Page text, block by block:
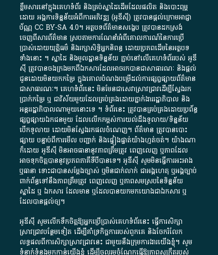
ខ្លឹមសារ​នៅ​ក្នុង​គេហទំព័រ និង​គ្រប់​ស្នា​ដៃ​ដើម​ដែល​ផលិត​ និង​បោះពុម្ព​
ដោយ​ អង្គការ​ទិន្នន័យ​អំពី​ការអភិវឌ្ឍ​​ (អូ​ឌី​ស៊ី)​ ត្រូវ​បាន​ផ្តល់​ក្រោម​អាជ្ញា
ប័ណ្ណ​CC BY-SA 4.0។​ អត្ថបទ​ព័ត៌មាន​សង្ខេប​ ត្រូវ​បាន​ដកស្រង់​
ចេញពី​សារព័ត៌មាន ស្របតាមការ​ណែនាំ​អំពី​គោលការណ៍​នៃ​ការ​ប្រើ
ប្រាស់​ដោយ​យុត្តិធម៌​ និង​រក្សាសិទ្ធិអ្នកនិពន្ធ ដោយ​ប្រភពដើម​នៃ​​អត្ថបទ
ទាំង​នោះ​ ។​ ស្នាដៃ​ និង​មូលដ្ឋាន​ទិន្នន័យ ​ភ្ជាប់​នៅ​លើ​គេហទំព័រ​របស់​ អូ​ឌី​
ស៊ី​ ត្រូវ​បាន​ចងក្រង​មក​ពី​ឯកសារ​ដែល​អាច​រក​បានជា​សាធារណៈ​ និង​ផ្តល់​
ជូន​ដោយ​មិន​យក​កម្រៃ​ ក្នុង​គោលបំណង​បម្រើ​ដល់ការ​ផ្សព្វផ្សាយ​ព័ត៌មាន​
ជា​សាធារណៈ​។​ គេហទំព័រ​នេះ​ មិនមែន​ជា​សេវា​ស្រាវជ្រាវ​ដើម្បី​ស្វែងរក
ប្រាក់​កម្រៃ​ ឬ​ ជា​វិស័យ​មួយ​ដែល​គ្រប់គ្រង​ដោយ​ភ្នាក់ងារ​រដ្ឋាភិបាល​ និង ​
អន្តររដ្ឋាភិបាល​ណាមួយ​នោះ​ទេ ​។​ ទំព័រ​នេះ​ ត្រូវ​បាន​គ្រប់គ្រង​ដោយ​ប្រព័ន្ធ​
ផ្សព្វផ្សាយ​ឯកជន​មួយ​ ដែល​លើកកម្ពស់​ការ​យល់​ដឹង​ទូលាយ​/​ទិន្នន័យ​
បើក​ទូលាយ​ ដោយ​មិនស្វែង​រក​ផល​ចំណេញ​។​ ព័ត៌មាន​ ត្រូវ​បាន​បោះ
ផ្សាយ​ បន្ទាប់​ពី​ការ​មើល​ បញ្ជាក់​ និង​ផ្ទៀងផ្ទាត់​យ៉ាង​ហ្មត់ចត់​។​ យ៉ាងណា​
ក៏​ដោយ​ អូ​ឌី​ស៊ី​ មិន​អាច​ធានា​នូវ​ភាព​ត្រឹមត្រូវ​ ពេញលេញ​ ឬ​ភាព​ដែល​
អាច​ទុកចិត្ត​បាននូវ​ប្រភព​ភាគី​ទី​បី​បាន​ទេ​។​ អូ​ឌី​ស៊ី​ សូម​មិន​ធ្វើការ​អះអាង​
ឬ​ធានា​ ទោះជា​បាន​សម្តែង​ច្បាស់​ ឬ​មិន​ជាក់លាក់​ ជា​អង្គហេតុ​ ឬ​អង្គច្បាប់​
ពាក់ព័ន្ធ​ទៅ​នឹង​ភាព​ត្រឹមត្រូវ​ ពេញលេញ​ ឬ​ភាព​សម​ស្រប​នៃ​ទិន្នន័យ​
ស្នាដៃ​ ឬ​ ឯកសារ​ ដែល​មាន​ ឬ​ដែល​បាន​យក​មក​យោង​ជា​ឯកសារ​ ឬ​
ដែល​បាន​ផ្តល់​ឲ្យ​។
អូឌីស៊ី សូមលើកទឹកចិត្តឱ្យអ្នកប្រើប្រាស់គេហទំព័រនេះ ធ្វើការសិក្សា
ស្រាវជ្រាវបន្ថែមទៀត ដើម្បីគាំទ្រកិច្ចការ​របស់ពួកគេ និងចែករំលែក
លទ្ធផលពីការសិក្សាស្រាវជ្រាវនេះ ជាមួយនឹងក្រុមការងារយើងខ្ញុំ។ សូម
ទំនាក់ទំនងមកកាន់យើងខ្ញុំ ដើម្បីចូលរួមចំណែកធ្វើឱ្យភាពសុក្រឹតរបស់